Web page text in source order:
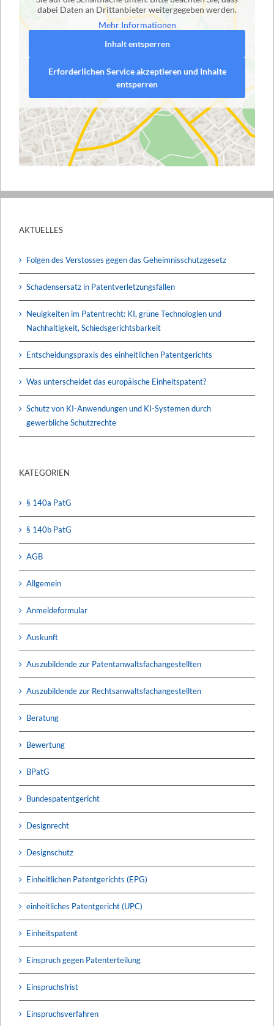
dabei Daten an Drittanbieter weitergegeben werden.
Mehr Informationen
Inhalt entsperren
Erforderlichen Service akzeptieren und Inhalte
entsperren
AKTUELLES
Folgen des Verstosses gegen das Geheimnisschutzgesetz
Schadensersatz in Patentverletzungsfällen
Neuigkeiten im Patentrecht: KI, grüne Technologien und
Nachhaltigkeit, Schiedsgerichtsbarkeit
Entscheidungspraxis des einheitlichen Patentgerichts
Was unterscheidet das europäische Einheitspatent?
Schutz von KI-Anwendungen und KI-Systemen durch
gewerbliche Schutzrechte
KATEGORIEN
§ 140a PatG
§ 140b PatG
AGB
Allgemein
Anmeldeformular
Auskunft
Auszubildende zur Patentanwaltsfachangestellten
Auszubildende zur Rechtsanwaltsfachangestellten
Beratung
Bewertung
BPatG
Bundespatentgericht
Designrecht
Designschutz
Einheitlichen Patentgerichts (EPG)
einheitliches Patentgericht (UPC)
Einheitspatent
Einspruch gegen Patenterteilung
Einspruchsfrist
Einspruchsverfahren